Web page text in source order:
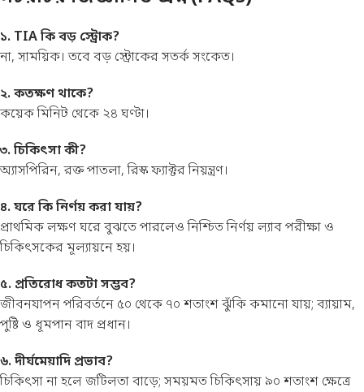
১. TIA কি বড় স্ট্রোক?
না, সাময়িক। তবে বড় স্ট্রোকের সতর্ক সংকেত।
২. কতক্ষণ থাকে?
কয়েক মিনিট থেকে ২৪ ঘণ্টা।
৩. চিকিৎসা কী?
অ্যাসপিরিন, রক্ত পাতলা, রিস্ক ফ্যাক্টর নিয়ন্ত্রণ।
৪. ঘরে কি নির্ণয় করা যায়?
প্রাথমিক লক্ষণ ঘরে বুঝতে পারলেও নিশ্চিত নির্ণয় ল্যাব পরীক্ষা ও
চিকিৎসকের মূল্যায়নে হয়।
৫. প্রতিরোধ কতটা সম্ভব?
জীবনযাপন পরিবর্তনে ৫০ থেকে ৭০ শতাংশ ঝুঁকি কমানো যায়; ব্যায়াম,
পুষ্টি ও ধূমপান বাদ প্রধান।
৬. দীর্ঘমেয়াদি প্রভাব?
চিকিৎসা না হলে জটিলতা বাড়ে; সময়মত চিকিৎসায় ৯০ শতাংশ ক্ষেত্রে